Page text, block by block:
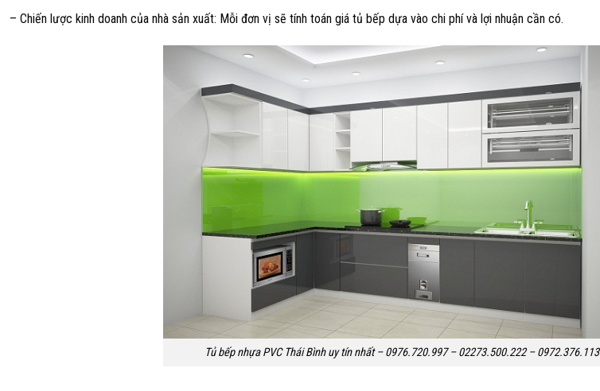
– Chiến lược kinh doanh của nhà sản xuất: Mỗi đơn vị sẽ tính toán giá tủ bếp dựa vào chi phí và lợi nhuận cần có.
Tủ bếp nhựa PVC Thái Bình uy tín nhất – 0976.720.997 – 02273.500.222 – 0972.376.113